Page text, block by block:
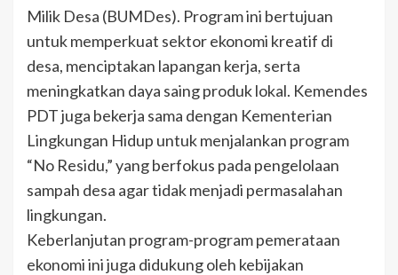
Milik Desa (BUMDes). Program ini bertujuan
untuk memperkuat sektor ekonomi kreatif di
desa, menciptakan lapangan kerja, serta
meningkatkan daya saing produk lokal. Kemendes
PDT juga bekerja sama dengan Kementerian
Lingkungan Hidup untuk menjalankan program
“No Residu,” yang berfokus pada pengelolaan
sampah desa agar tidak menjadi permasalahan
lingkungan.
Keberlanjutan program-program pemerataan
ekonomi ini juga didukung oleh kebijakan